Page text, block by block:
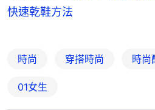
快速乾鞋方法
時尚 穿搭時尚 時尚
01女生